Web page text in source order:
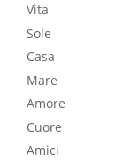
Vita
Sole
Casa
Mare
Amore
Cuore
Amici